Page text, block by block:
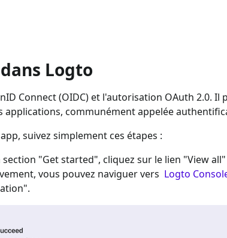
Logto
Connect (OIDC) et l'autorisation OAuth 2.0. Il
communément appelée
, suivez simplement ces étapes :
section "Get started", cliquez sur le lien "View
vous pouvez naviguer vers Logto